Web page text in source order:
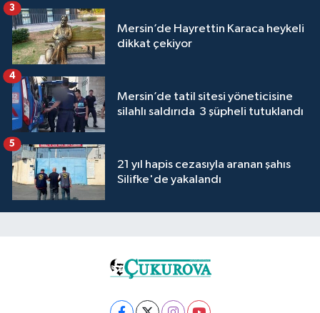
Mersin’de Hayrettin Karaca heykeli
dikkat çekiyor
3
Mersin’de tatil sitesi yöneticisine
silahlı saldırıda 3 şüpheli tutuklandı
4
21 yıl hapis cezasıyla aranan şahıs
Silifke'de yakalandı
5